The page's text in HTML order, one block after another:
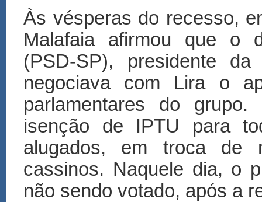
Às vésperas do recesso,
Malafaia afirmou que o
(PSD-SP), presidente da
negociava com Lira o
parlamentares do
isenção de IPTU para
alugados, em troca de
cassinos. Naquele dia, o
não sendo votado, após a